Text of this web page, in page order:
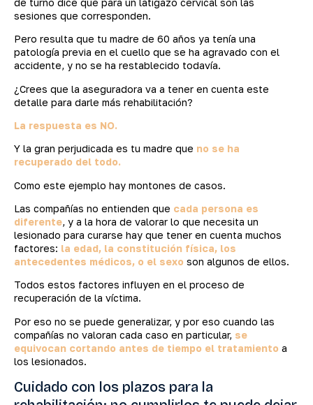
sesiones que corresponden.
Pero resulta que tu madre de 60 años ya tenía una
patología previa en el cuello que se ha agravado con el
accidente, y no se ha restablecido todavía.
¿Crees que la aseguradora va a tener en cuenta este
detalle para darle más rehabilitación?
La respuesta es NO.
Y la gran perjudicada es tu madre que no se ha
recuperado del todo.
Como este ejemplo hay montones de casos.
Las compañías no entienden que cada persona es
diferente, y a la hora de valorar lo que necesita un
lesionado para curarse hay que tener en cuenta muchos
factores: la edad, la constitución física, los
antecedentes médicos, o el sexo son algunos de ellos.
Todos estos factores influyen en el proceso de
recuperación de la víctima.
Por eso no se puede generalizar, y por eso cuando las
compañías no valoran cada caso en particular, se
equivocan cortando antes de tiempo el tratamiento a
los lesionados.
Cuidado con los plazos para la